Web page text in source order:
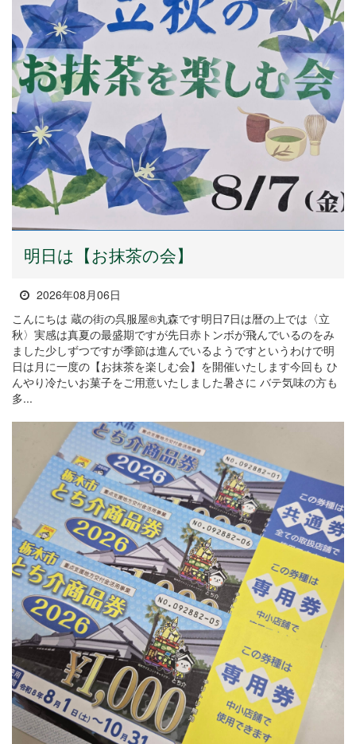
明日は【お抹茶の会】
2026年08月06日
こんにちは 蔵の街の呉服屋®丸森です明日7日は暦の上では〈立
秋〉実感は真夏の最盛期ですが先日赤トンボが飛んでいるのをみ
ました少しずつですが季節は進んでいるようですというわけで明
日は月に一度の【お抹茶を楽しむ会】を開催いたします今回も ひ
んやり冷たいお菓子をご用意いたしました暑さに バテ気味の方も
多...